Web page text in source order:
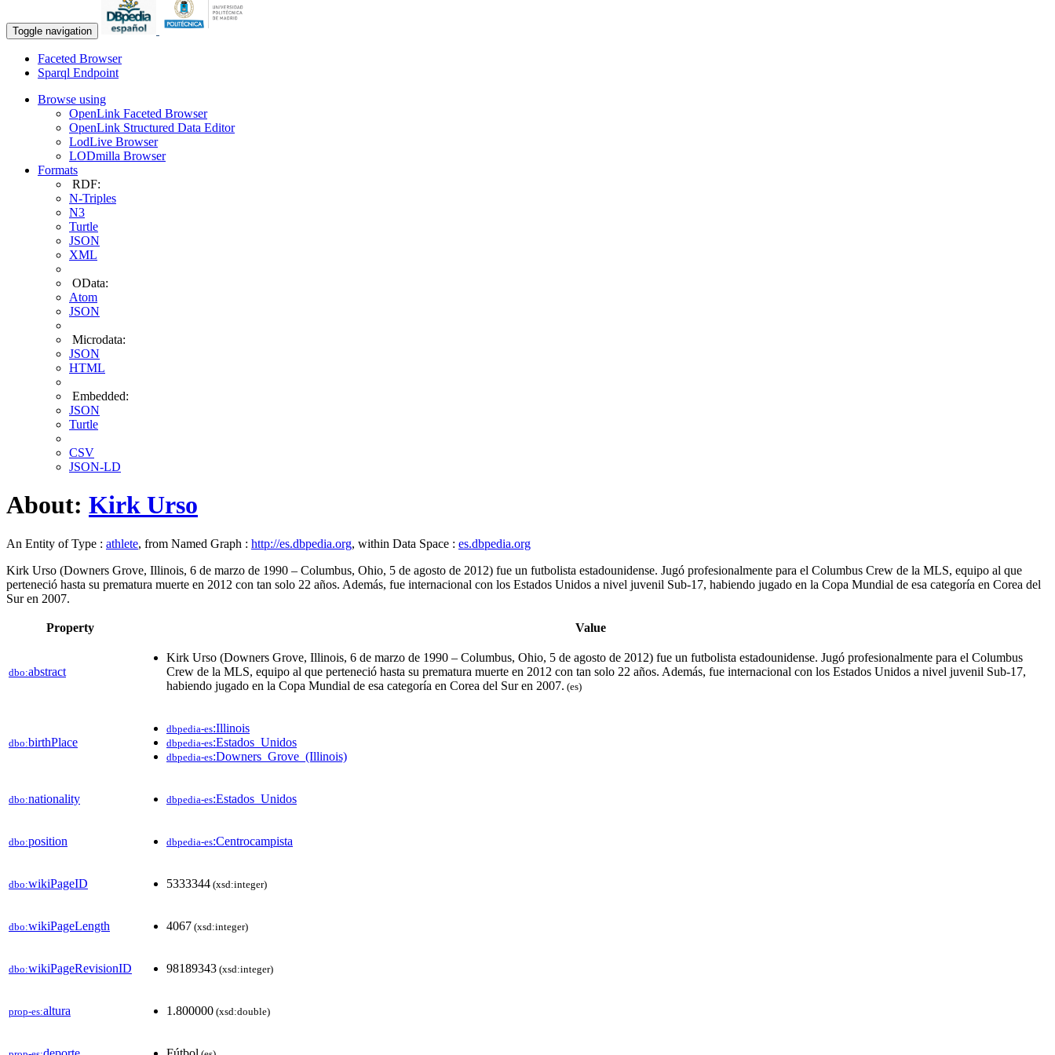
Toggle navigation
Faceted Browser
Sparql Endpoint
Browse using
OpenLink Faceted Browser
OpenLink Structured Data Editor
LodLive Browser
LODmilla Browser
Formats
RDF:
N-Triples
N3
Turtle
JSON
XML
OData:
Atom
JSON
Microdata:
JSON
HTML
Embedded:
JSON
Turtle
CSV
JSON-LD
About: Kirk Urso
An Entity of Type : athlete, from Named Graph : http://es.dbpedia.org, within Data Space : es.dbpedia.org
Kirk Urso (Downers Grove, Illinois, 6 de marzo de 1990 – Columbus, Ohio, 5 de agosto de 2012) fue un futbolista estadounidense. Jugó profesionalmente para el Columbus Crew de la MLS, equipo al que
perteneció hasta su prematura muerte​ en 2012 con tan solo 22 años.​​​ Además, fue internacional con los Estados Unidos a nivel juvenil Sub-17, habiendo jugado en la Copa Mundial de esa categoría en Corea del
Sur en 2007.
Property Value
dbo:abstract
Kirk Urso (Downers Grove, Illinois, 6 de marzo de 1990 – Columbus, Ohio, 5 de agosto de 2012) fue un futbolista estadounidense. Jugó profesionalmente para el Columbus
Crew de la MLS, equipo al que perteneció hasta su prematura muerte​ en 2012 con tan solo 22 años.​​​ Además, fue internacional con los Estados Unidos a nivel juvenil Sub-17,
habiendo jugado en la Copa Mundial de esa categoría en Corea del Sur en 2007. (es)
dbo:birthPlace
dbpedia-es:Illinois
dbpedia-es:Estados_Unidos
dbpedia-es:Downers_Grove_(Illinois)
dbo:nationality dbpedia-es:Estados_Unidos
dbo:position dbpedia-es:Centrocampista
dbo:wikiPageID 5333344 (xsd:integer)
dbo:wikiPageLength 4067 (xsd:integer)
dbo:wikiPageRevisionID 98189343 (xsd:integer)
prop-es:altura 1.800000 (xsd:double)